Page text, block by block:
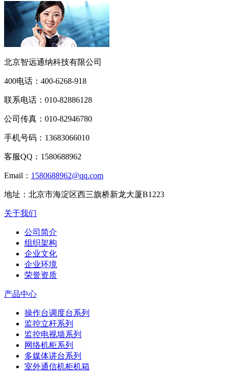
北京智远通纳科技有限公司
400电话： 400-6268-918
联系电话： 010-82886128
公司传真： 010-82946780
手机号码： 13683066010
客服QQ： 1580688962
Email： 1580688962@qq.com
地址： 北京市海淀区西三旗桥新龙大厦B1223
关于我们
公司简介
组织架构
企业文化
企业环境
荣誉资质
产品中心
操作台调度台系列
监控立杆系列
监控电视墙系列
网络机柜系列
多媒体讲台系列
室外通信机柜机箱